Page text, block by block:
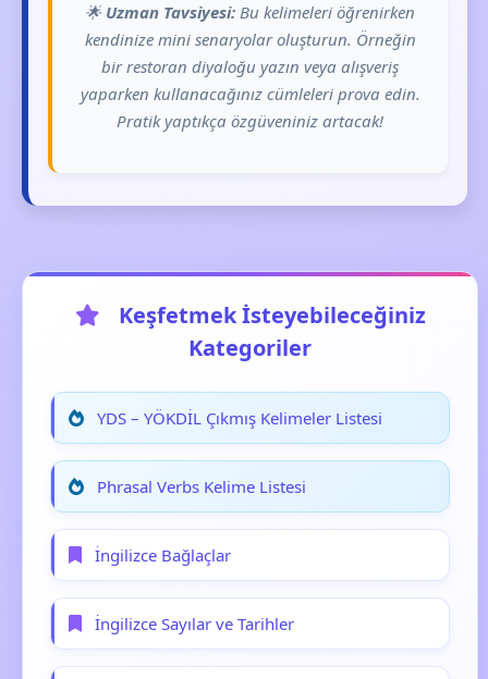
🌟 Uzman Tavsiyesi: Bu kelimeleri öğrenirken
kendinize mini senaryolar oluşturun. Örneğin
bir restoran diyaloğu yazın veya alışveriş
yaparken kullanacağınız cümleleri prova edin.
Pratik yaptıkça özgüveniniz artacak!
Keşfetmek İsteyebileceğiniz
Kategoriler
YDS – YÖKDİL Çıkmış Kelimeler Listesi
Phrasal Verbs Kelime Listesi
İngilizce Bağlaçlar
İngilizce Sayılar ve Tarihler